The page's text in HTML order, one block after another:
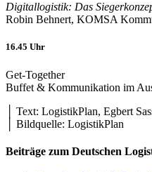
Digitallogistik: Das
Robin Behnert, KOMSA
16.45 Uhr
Get-Together
Buffet & Kommunikation im
│ Text: LogistikPlan, Egbert
│ Bildquelle: LogistikPlan
Beiträge zum Deutschen